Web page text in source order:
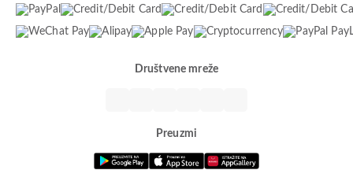
Društvene mreže
Preuzmi